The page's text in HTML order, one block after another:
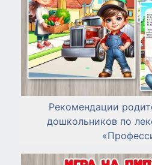
Рекомендации
дошкольников по